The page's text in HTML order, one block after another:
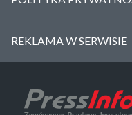
REKLAMA W SERWISIE